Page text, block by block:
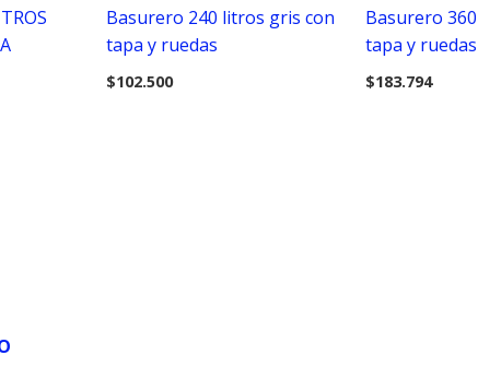
Basurero 240 litros gris con
tapa y ruedas
$102.500
Basurero
tapa y ruedas
$183.794